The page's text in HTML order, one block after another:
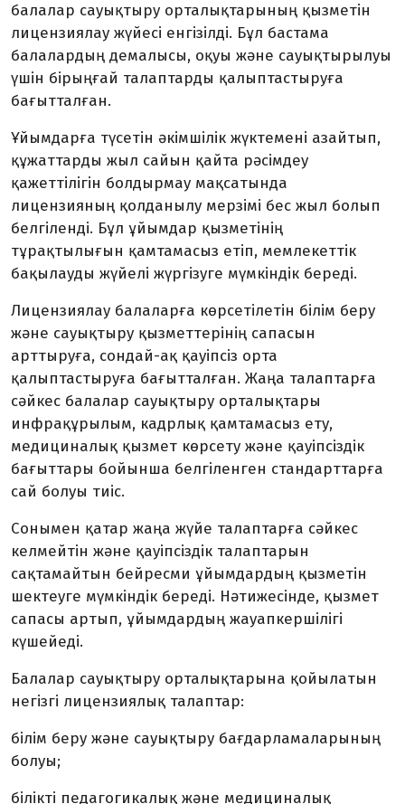
балалар сауықтыру орталықтарының қызметін
лицензиялау жүйесі енгізілді. Бұл бастама
балалардың демалысы, оқуы және сауықтырылуы
үшін бірыңғай талаптарды қалыптастыруға
бағытталған.
Ұйымдарға түсетін әкімшілік жүктемені азайтып,
құжаттарды жыл сайын қайта рәсімдеу
қажеттілігін болдырмау мақсатында
лицензияның қолданылу мерзімі бес жыл болып
белгіленді. Бұл ұйымдар қызметінің
тұрақтылығын қамтамасыз етіп, мемлекеттік
бақылауды жүйелі жүргізуге мүмкіндік береді.
Лицензиялау балаларға көрсетілетін білім беру
және сауықтыру қызметтерінің сапасын
арттыруға, сондай-ақ қауіпсіз орта
қалыптастыруға бағытталған. Жаңа талаптарға
сәйкес балалар сауықтыру орталықтары
инфрақұрылым, кадрлық қамтамасыз ету,
медициналық қызмет көрсету және қауіпсіздік
бағыттары бойынша белгіленген стандарттарға
сай болуы тиіс.
Сонымен қатар жаңа жүйе талаптарға сәйкес
келмейтін және қауіпсіздік талаптарын
сақтамайтын бейресми ұйымдардың қызметін
шектеуге мүмкіндік береді. Нәтижесінде, қызмет
сапасы артып, ұйымдардың жауапкершілігі
күшейеді.
Балалар сауықтыру орталықтарына қойылатын
негізгі лицензиялық талаптар:
білім беру және сауықтыру бағдарламаларының
болуы;
білікті педагогикалық және медициналық